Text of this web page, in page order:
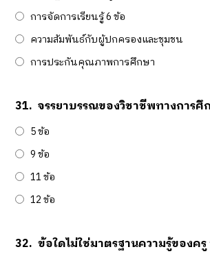
การจัดการเรียนรู้ 6 ข้อ
ความสัมพันธ์กับผู้ปกครองและชุมชน
การประกันคุณภาพการศึกษา
31. จรรยาบรรณของวิชาชีพทางการ
5 ข้อ
9 ข้อ
11 ข้อ
12 ข้อ
32. ข้อใดไม่ใช่มาตรฐานความรู้ของค